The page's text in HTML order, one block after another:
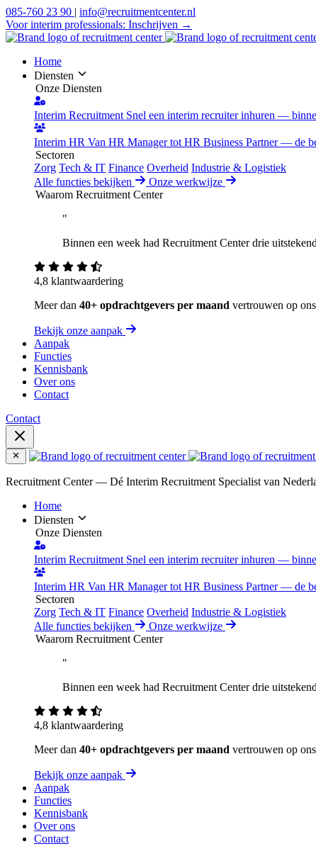
085-760 23 90 | info@recruitmentcenter.nl
Voor interim professionals: Inschrijven →
Home
Diensten
Onze Diensten
Interim Recruitment Snel een interim recruiter inhuren —
Interim HR Van HR Manager tot HR Business Partner — de
Sectoren
Zorg Tech & IT Finance Overheid Industrie & Logistiek
Alle functies bekijken
Onze werkwijze
Waarom Recruitment Center
"
Binnen een week had Recruitment Center drie
4,8 klantwaardering
Meer dan 40+ opdrachtgevers per maand vertrouwen op
Bekijk onze aanpak
Aanpak
Functies
Kennisbank
Over ons
Contact
Contact
Recruitment Center — Dé Interim Recruitment Specialist van
Home
Diensten
Onze Diensten
Interim Recruitment Snel een interim recruiter inhuren —
Interim HR Van HR Manager tot HR Business Partner — de
Sectoren
Zorg Tech & IT Finance Overheid Industrie & Logistiek
Alle functies bekijken
Onze werkwijze
Waarom Recruitment Center
"
Binnen een week had Recruitment Center drie
4,8 klantwaardering
Meer dan 40+ opdrachtgevers per maand vertrouwen op
Bekijk onze aanpak
Aanpak
Functies
Kennisbank
Over ons
Contact